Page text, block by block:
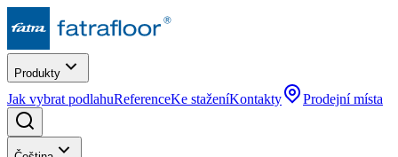
Produkty
Jak vybrat podlahuReferenceKe staženíKontakty Prodejní místa